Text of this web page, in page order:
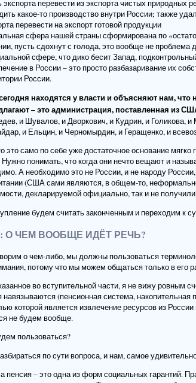
экспорта перевести из экспорта чистых природных
какое-то производство внутри России; также
перевести на экспорт готовой продукции
сфера нашей страны сформирована по
пусть сдохнут с голода, это вообще не
сфере, что дико бесит Запад,
в России – это просто разбазаривание их
России.
находятся у власти и объясняют нам,
– это администрация, поставленная из
и Шувалов, и Дворкович, и Кудрин, и Голикова,
и Ельцин, и Черномырдин, и Геращенко, и
это само по себе уже достаточное основание
Нужно понимать, что когда они нечто вещают и
А необходимо это не России, и не народу
(США сами являются, в общем-то,
декларируемой официально, так и не
будем считать законченным и переходим к
О ЧЕМ ВООБЩЕ ИДЁТ РЕЧЬ?
о чем-либо, мы должны пользоваться
потому что мы можем общаться только в его
во вступительной части, я не вижу ровным
навязываются (пенсионная система,
которой является извлечение ресурсов из
не будем вообще.
пользоваться?
по сути вопроса, и нам, самое
пенсия – это одна из форм социальных гарантий.